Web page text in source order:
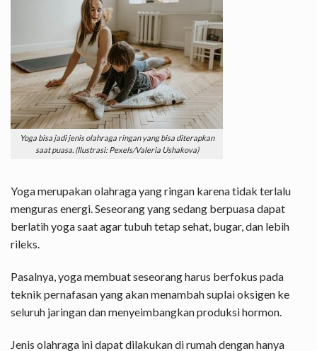
Yoga bisa jadi jenis olahraga ringan yang bisa diterapkan
saat puasa. (Ilustrasi: Pexels/Valeria Ushakova)
Yoga merupakan olahraga yang ringan karena tidak terlalu
menguras energi. Seseorang yang sedang berpuasa dapat
berlatih yoga saat agar tubuh tetap sehat, bugar, dan lebih
rileks.
Pasalnya, yoga membuat seseorang harus berfokus pada
teknik pernafasan yang akan menambah suplai oksigen ke
seluruh jaringan dan menyeimbangkan produksi hormon.
Jenis olahraga ini dapat dilakukan di rumah dengan hanya